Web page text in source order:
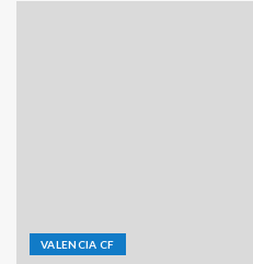
VALENCIA CF